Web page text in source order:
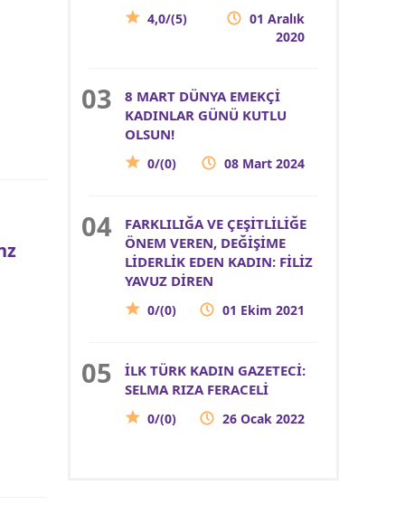
4,0/(5)
01 Aralık
2020
8 MART DÜNYA EMEKÇİ
KADINLAR GÜNÜ KUTLU
OLSUN!
0/(0) 08 Mart 2024
FARKLILIĞA VE ÇEŞİTLİLİĞE
ÖNEM VEREN, DEĞİŞİME
LİDERLİK EDEN KADIN: FİLİZ
YAVUZ DİREN
0/(0) 01 Ekim 2021
İLK TÜRK KADIN GAZETECİ:
SELMA RIZA FERACELİ
0/(0) 26 Ocak 2022